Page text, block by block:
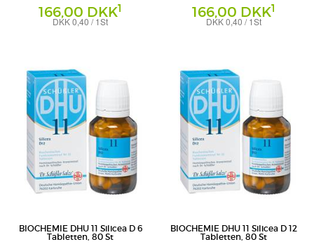
166,00 DKK1
DKK 0,40 / 1St
166,00 DKK1
DKK 0,40 / 1St
BIOCHEMIE DHU 11 Silicea D 6
Tabletten, 80 St
BIOCHEMIE DHU 11 Silicea D 12
Tabletten, 80 St